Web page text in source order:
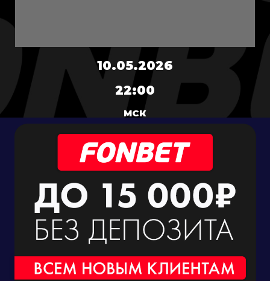
10.05.2026
22:00
МСК